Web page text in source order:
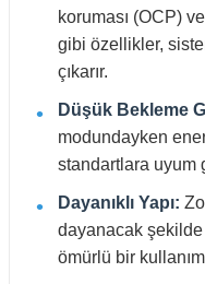
koruması (OCP)
gibi özellikler,
çıkarır.
Düşük Bekleme
modundayken
standartlara uyum
Dayanıklı Yapı:
dayanacak şekilde
ömürlü bir